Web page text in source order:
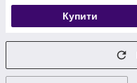
Купити